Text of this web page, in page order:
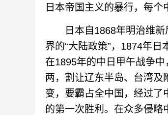
日本帝国主义的暴行，每个
日本自1868年明治维新
界的“大陆政策”，1874年
在1895年的中日甲午战争
两，割让辽东半岛、台湾及
变，要霸占全中国，经过了
的第一次胜利。在众多侵略